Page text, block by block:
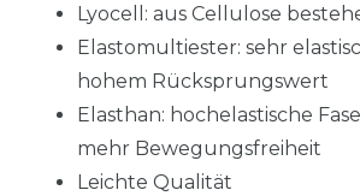
Lyocell: aus Cellulose
Elastomultiester: sehr
hohem Rücksprungswert
Elasthan: hochelastische
mehr Bewegungsfreiheit
Leichte Qualität